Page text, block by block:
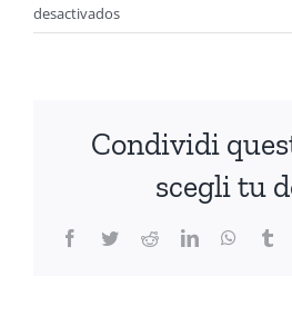
desactivadosen
Hostaria
Condividi
scegli tu
Facebook
TwitterRedditLinkedIn